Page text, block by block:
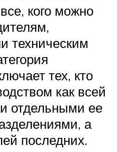
кого можно
техническим
тех, кто
как всей
отдельными ее
а
последних.